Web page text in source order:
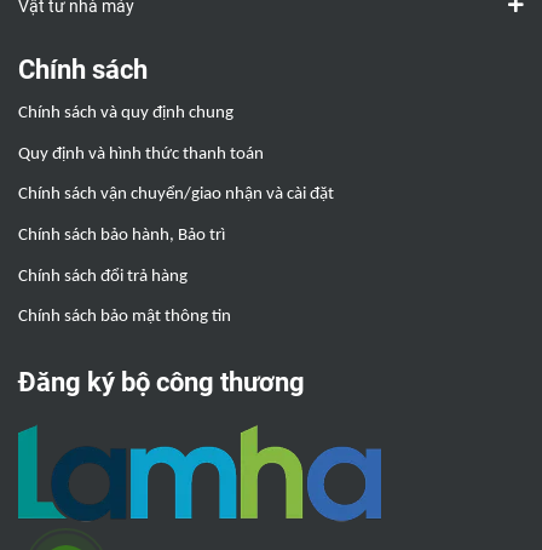
Vật tư nhà máy
Chính sách
Chính sách và quy định chung
Quy định và hình thức thanh toán
Chính sách vận chuyển/giao nhận và cài đặt
Chính sách bảo hành, Bảo trì
Chính sách đổi trả hàng
Chính sách bảo mật thông tin
Đăng ký bộ công thương